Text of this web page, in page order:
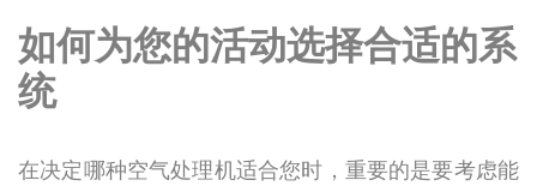
如何为您的活动选择合适的系
统
在决定哪种空气处理机适合您时，重要的是要考虑能